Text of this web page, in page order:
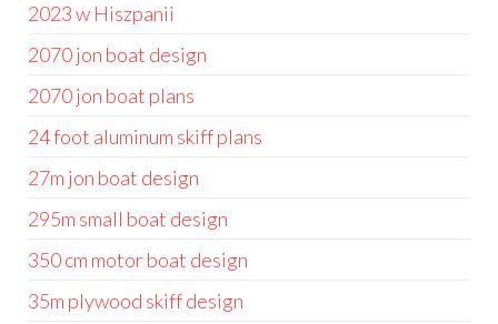
2023 w Hiszpanii
2070 jon boat design
2070 jon boat plans
24 foot aluminum skiff plans
27m jon boat design
295m small boat design
350 cm motor boat design
35m plywood skiff design